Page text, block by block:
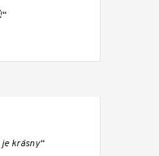
krásny“